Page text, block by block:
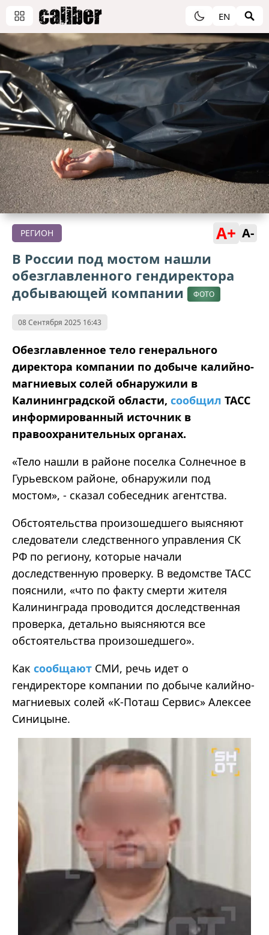
EN
РЕГИОН A+ A-
В России под мостом нашли
обезглавленного гендиректора
добывающей компании
ФОТО
08 Сентября 2025 16:43
Обезглавленное тело генерального
директора компании по добыче калийно-
магниевых солей обнаружили в
Калининградской области, сообщил ТАСС
информированный источник в
правоохранительных органах.
«Тело нашли в районе поселка Солнечное в
Гурьевском районе, обнаружили под
мостом», - сказал собеседник агентства.
Обстоятельства произошедшего выясняют
следователи следственного управления СК
РФ по региону, которые начали
доследственную проверку. В ведомстве ТАСС
пояснили, «что по факту смерти жителя
Калининграда проводится доследственная
проверка, детально выясняются все
обстоятельства произошедшего».
Как сообщают СМИ, речь идет о
гендиректоре компании по добыче калийно-
магниевых солей «К-Поташ Сервис» Алексее
Синицыне.